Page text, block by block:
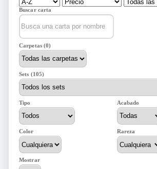
Buscar carta
Carpetas (0)
Sets (105)
Tipo Acabado
Color Rareza
Mostrar